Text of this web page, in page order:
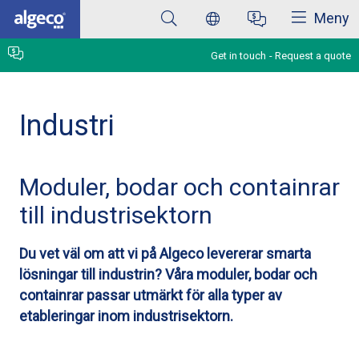
Skip
main
content
Meny
Get in touch Request a quote
Industri
Moduler, bodar och containrar
till industrisektorn
Du vet väl om att vi på Algeco levererar smarta
lösningar till industrin? Våra moduler, bodar och
containrar passar utmärkt för alla typer av
etableringar inom industrisektorn.